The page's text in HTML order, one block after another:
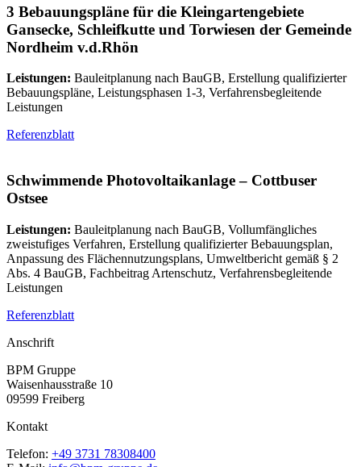
3 Bebauungspläne für die Kleingartengebiete
Gansecke, Schleifkutte und Torwiesen der Gemeinde
Nordheim v.d.Rhön
Leistungen: Bauleitplanung nach BauGB, Erstellung qualifizierter
Bebauungspläne, Leistungsphasen 1-3, Verfahrensbegleitende
Leistungen
Referenzblatt
Schwimmende Photovoltaikanlage – Cottbuser
Ostsee
Leistungen: Bauleitplanung nach BauGB, Vollumfängliches
zweistufiges Verfahren, Erstellung qualifizierter Bebauungsplan,
Anpassung des Flächennutzungsplans, Umweltbericht gemäß § 2
Abs. 4 BauGB, Fachbeitrag Artenschutz, Verfahrensbegleitende
Leistungen
Referenzblatt
Anschrift
BPM Gruppe
Waisenhausstraße 10
09599 Freiberg
Kontakt
Telefon: +49 3731 78308400